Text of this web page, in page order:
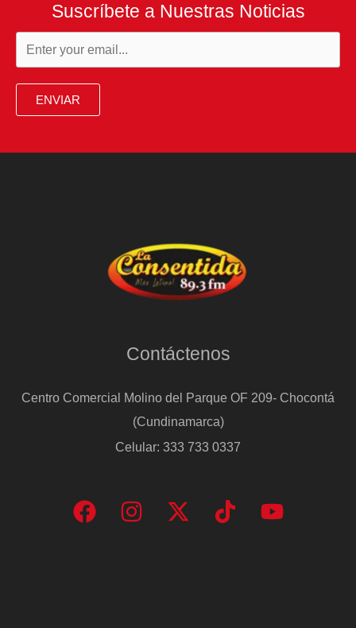
Suscríbete a Nuestras Noticias
ENVIAR
Contáctenos
Centro Comercial Molino del Parque OF 209- Chocontá
(Cundinamarca)
Celular: 333 733 0337